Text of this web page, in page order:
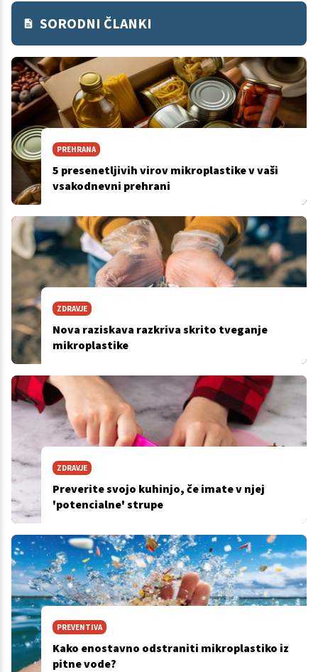
SORODNI ČLANKI
PREHRANA
5 presenetljivih virov mikroplastike v vaši
vsakodnevni prehrani
ZDRAVJE
Nova raziskava razkriva skrito tveganje
mikroplastike
ZDRAVJE
Preverite svojo kuhinjo, če imate v njej
'potencialne' strupe
PREVENTIVA
Kako enostavno odstraniti mikroplastiko iz
pitne vode?